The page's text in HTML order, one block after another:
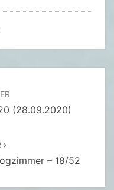
(28.09.2020)
– 18/52